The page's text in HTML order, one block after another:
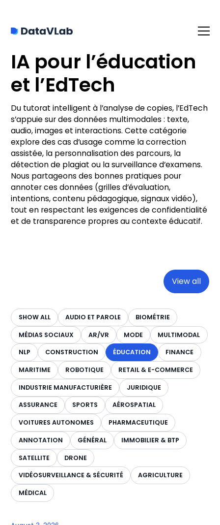
IA pour l’éducation
et l’EdTech
Du tutorat intelligent à l’analyse de copies, l’EdTech
s’appuie sur des données multimodales : texte,
audio, images et interactions. Cette catégorie
explore des cas d’usage comme la correction
assistée, la personnalisation des parcours, la
détection de plagiat ou la surveillance d’examens.
Nous partageons des bonnes pratiques pour
annoter ces données (grilles d’évaluation,
intentions, contenu pédagogique, signaux vidéo),
tout en respectant les exigences de confidentialité
et de transparence propres au contexte éducatif.
View all
SHOW ALL AUDIO ET PAROLE BIOMÉTRIE
MÉDIAS SOCIAUX AR/VR MODE MULTIMODAL
NLP CONSTRUCTION ÉDUCATION FINANCE
MARITIME ROBOTIQUE RETAIL & E-COMMERCE
INDUSTRIE MANUFACTURIÈRE JURIDIQUE
ASSURANCE SPORTS AÉROSPATIAL
VOITURES AUTONOMES PHARMACEUTIQUE
ANNOTATION GÉNÉRAL IMMOBILIER & BTP
SATELLITE DRONE
VIDÉOSURVEILLANCE & SÉCURITÉ AGRICULTURE
MÉDICAL